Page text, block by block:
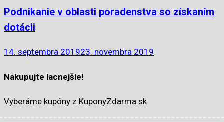
Podnikanie v oblasti poradenstva so získaním
dotácii
14. septembra 201923. novembra 2019
Nakupujte lacnejšie!
Vyberáme kupóny z KuponyZdarma.sk